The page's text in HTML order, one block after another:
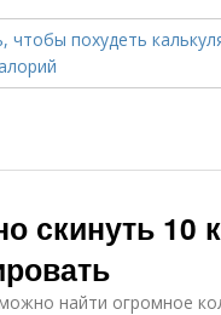
скинуть
найти огромное